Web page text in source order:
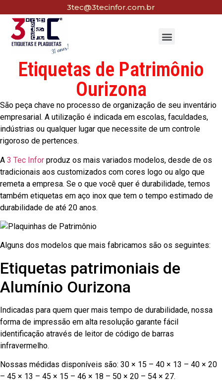
3tec@3tecinfor.com.br
Etiquetas de Patrimônio
Ourizona
São peça chave no processo de organização de seu inventário
empresarial. A utilização é indicada em escolas, faculdades,
indústrias ou qualquer lugar que necessite de um controle
rigoroso de pertences.
A 3 Tec Infor produz os mais variados modelos, desde de os
tradicionais aos customizados com cores logo ou algo que
remeta a empresa. Se o que você quer é durabilidade, temos
também etiquetas em aço inox que tem o tempo estimado de
durabilidade de até 20 anos.
Alguns dos modelos que mais fabricamos são os seguintes:
Etiquetas patrimoniais de
Alumínio Ourizona
Indicadas para quem quer mais tempo de durabilidade, nossa
forma de impressão em alta resolução garante fácil
identificação através de leitor de código de barras
infravermelho.
Nossas médidas disponíveis são: 30 × 15 – 40 × 13 – 40 × 20
– 45 × 13 – 45 × 15 – 46 × 18 – 50 × 20 – 54 × 27.